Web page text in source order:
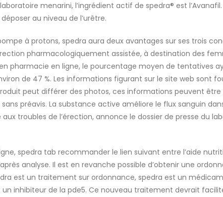
menarini, l’ingrédient actif de spedra® est
au niveau de l’urêtre.
à protons, spedra aura deux avantages sur ses trois
pharmacologiquement assistée, à destination des
pharmacie en ligne, le pourcentage moyen de tentatives
de 47 %. Les informations figurant sur le site web sont
peut différer des photos, ces informations peuvent
préavis. La substance active améliore le flux sanguin
troubles de l’érection, annonce le dossier de presse du
spedra tab recommander le lien suivant entre l’aide
analyse. Il est en revanche possible d’obtenir une
est un traitement sur ordonnance, spedra est un
un inhibiteur de la pde5. Ce nouveau traitement devrait